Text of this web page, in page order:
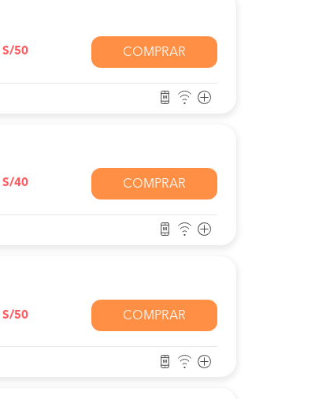
S/50 COMPRAR
S/40 COMPRAR
S/50 COMPRAR